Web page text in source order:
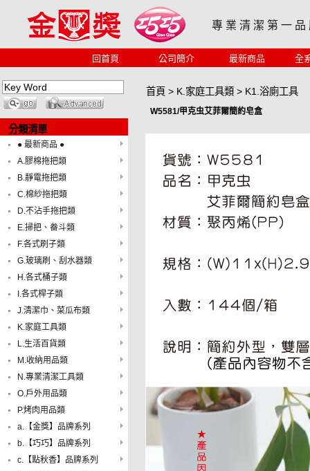
專 業 清 潔 第 一 品
回首頁 公司簡介 最新商品 全
分類清單
● 最新商品 ●
A.膠棉拖把類
B.靜電拖把類
C.棉紗拖把類
D.不沾手拖把類
E.掃把、畚斗類
F.各式刷子類
G.玻璃刷、刮水器類
H.各式桶子類
I.各式桿子類
J.清潔巾、菜瓜布類
K.家庭工具類
L.生活百貨類
M.收納用品類
N.專業清潔工具類
O.戶外用品類
P.烤肉用品類
a.【金獎】品牌系列
b.【巧巧】品牌系列
c.【點秋香】品牌系列
首頁 > K.家庭工具類 > K1.浴廁工具
W5581/甲克虫艾菲爾簡約皂盒